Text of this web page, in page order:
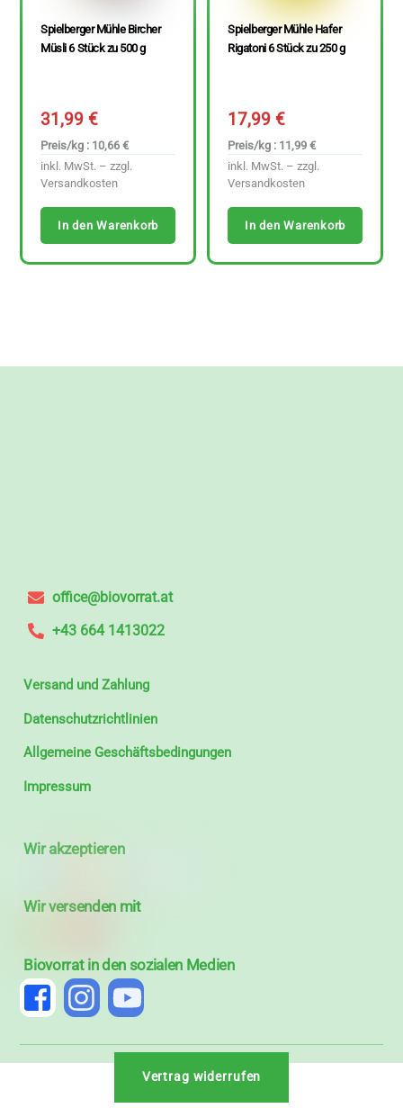
Spielberger Mühle Bircher
Müsli 6 Stück zu 500 g
31,99€
Preis/kg : 10,66 €
inkl. MwSt. – zzgl.
Versandkosten
In den Warenkorb
Spielberger Mühle Hafer
Rigatoni 6 Stück zu 250 g
17,99€
Preis/kg : 11,99 €
inkl. MwSt. – zzgl.
Versandkosten
In den Warenkorb
office@biovorrat.at
+43 664 1413022
Versand und Zahlung
Datenschutzrichtlinien
Allgemeine Geschäftsbedingungen
Impressum
Wir akzeptieren
Wir versenden mit
Biovorrat in den sozialen Medien
Vertrag widerrufen